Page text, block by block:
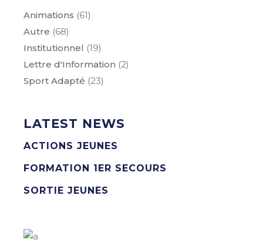
Animations (61)
Autre (68)
Institutionnel (19)
Lettre d'Information (2)
Sport Adapté (23)
LATEST NEWS
ACTIONS JEUNES
FORMATION 1ER SECOURS
SORTIE JEUNES